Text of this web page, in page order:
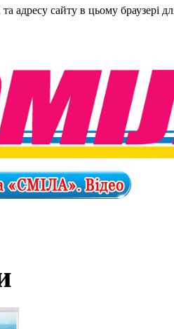
адресу сайту в цьому браузері